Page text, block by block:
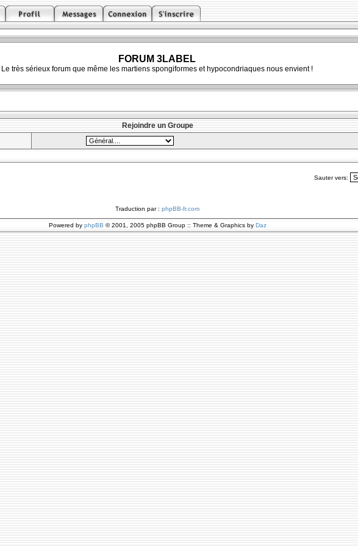
FORUM 3LABEL
Le très sérieux forum que même les martiens spongiformes et hypocondriaques nous envient !
Rejoindre un Groupe
Sauter vers:
Traduction par : phpBB-fr.com
Powered by phpBB © 2001, 2005 phpBB Group :: Theme & Graphics by Daz